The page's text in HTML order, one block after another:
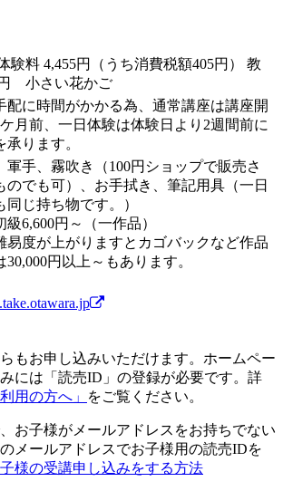
験料 4,455円（うち消費税額405円） 教
小さい花かご
に時間がかかる為、通常講座は講座開
月前、一日体験は体験日より2週間前に
ります。
手、霧吹き（100円ショップで販売さ
のでも可）、お手拭き、筆記用具（一日
同じ持ち物です。）
6,600円～（一作品）
上がりますとカゴバックなど作品
30,000円以上～もあります。
もお申し込みいただけます。ホームペー
には「読売ID」の登録が必要です。詳
用の方へ」 をご覧ください。
お子様がメールアドレスをお持ちでない
メールアドレスでお子様用の読売IDを
様の受講申し込みをする方法